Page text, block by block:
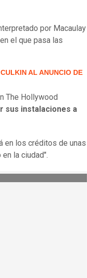
por Macaulay
el que pasa las
AL ANUNCIO DE
The Hollywood
sus instalaciones a
en los créditos de unas
la ciudad".